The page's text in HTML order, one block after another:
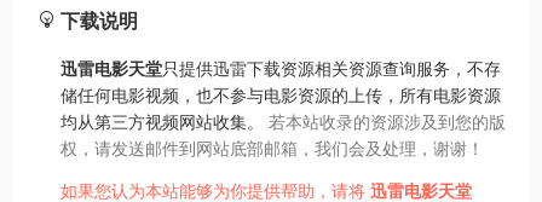
下载说明
迅雷电影天堂只提供迅雷下载资源相关资源查询服务，不存
储任何电影视频，也不参与电影资源的上传，所有电影资源
均从第三方视频网站收集。 若本站收录的资源涉及到您的版
权，请发送邮件到网站底部邮箱，我们会及处理，谢谢！
如果您认为本站能够为你提供帮助，请将 迅雷电影天堂